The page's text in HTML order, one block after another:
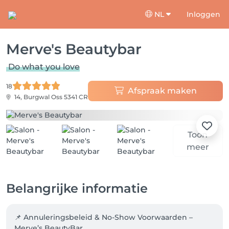
NL Inloggen
Merve's Beautybar
Do what you love
18
14, Burgwal Oss 5341 CR
Afspraak maken
Toon
meer
Belangrijke informatie
📌 Annuleringsbeleid & No-Show Voorwaarden –